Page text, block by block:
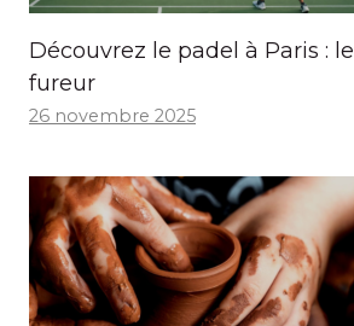
Découvrez le padel à Paris :
fureur
26 novembre 2025